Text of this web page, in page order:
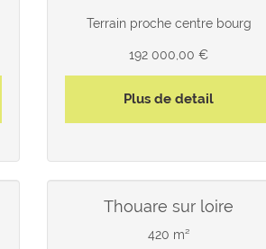
Terrain proche centre bourg
192 000,00 €
Plus de detail
thouare sur loire
420 m²